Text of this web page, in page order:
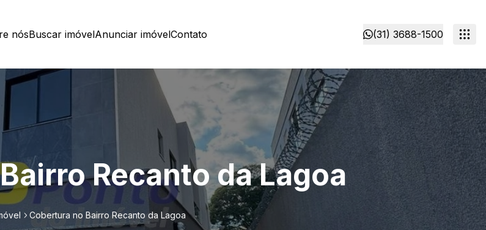
nósBuscar imóvelAnunciar imóvelContato (31) 3688-1500
Recanto da Lagoa
Cobertura no Bairro Recanto da Lagoa